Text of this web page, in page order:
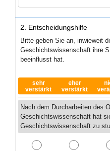
2. Entscheidungshilfe
Bitte geben Sie an, inwieweit
Geschichtswissenschaft ihre
beeinflusst hat.
sehr
verstärkt
eher
verstärkt
Nach dem Durcharbeiten des
Geschichtswissenschaft hat
Geschichtswissenschaft zu